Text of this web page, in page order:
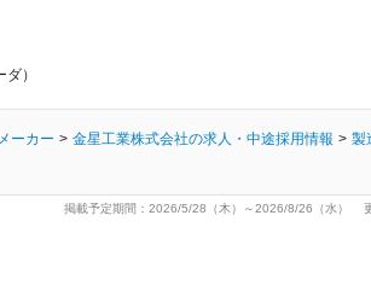
）
ーカー 金星工業株式会社の求人・中途採用情報
製
掲載予定期間：2026/5/28（木）～2026/8/26（水）